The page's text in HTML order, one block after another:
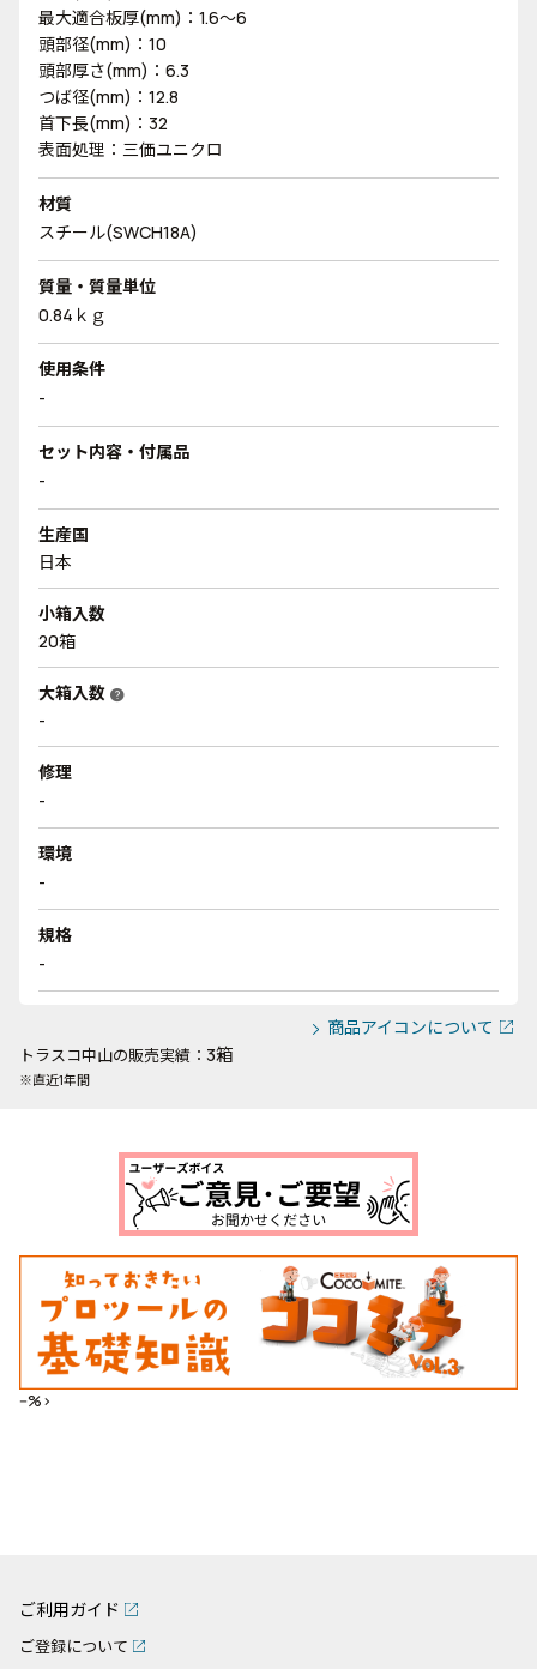
最大適合板厚(mm)：1.6～6
頭部径(mm)：10
頭部厚さ(mm)：6.3
つば径(mm)：12.8
首下長(mm)：32
表面処理：三価ユニクロ
材質
スチール(SWCH18A)
質量・質量単位
0.84ｋｇ
使用条件
-
セット内容・付属品
-
生産国
日本
小箱入数
20箱
大箱入数 help
-
修理
-
環境
-
規格
-
商品アイコンについて
トラスコ中山の販売実績： 3箱
※直近1年間
--%>
ご利用ガイド
ご登録について